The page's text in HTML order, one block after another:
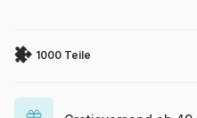
1000 Teile